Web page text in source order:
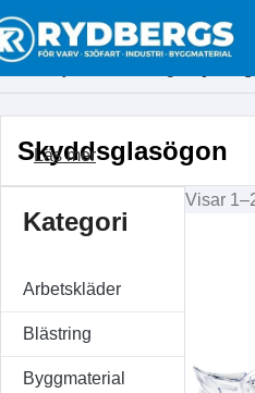
Hem
Skyddsglasögon
Läs mer
Kategori
Arbetskläder
Blästring
Byggmaterial
Visar